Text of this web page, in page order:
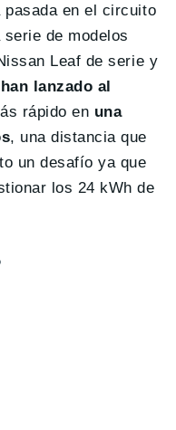
pasada en el circuito
serie de modelos
Leaf de serie y
lanzado al
rápido en una
, una distancia que
un desafío ya que
los 24 kWh de